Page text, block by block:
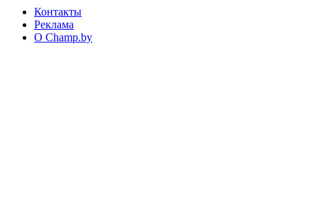
Контакты
Реклама
О Champ.by